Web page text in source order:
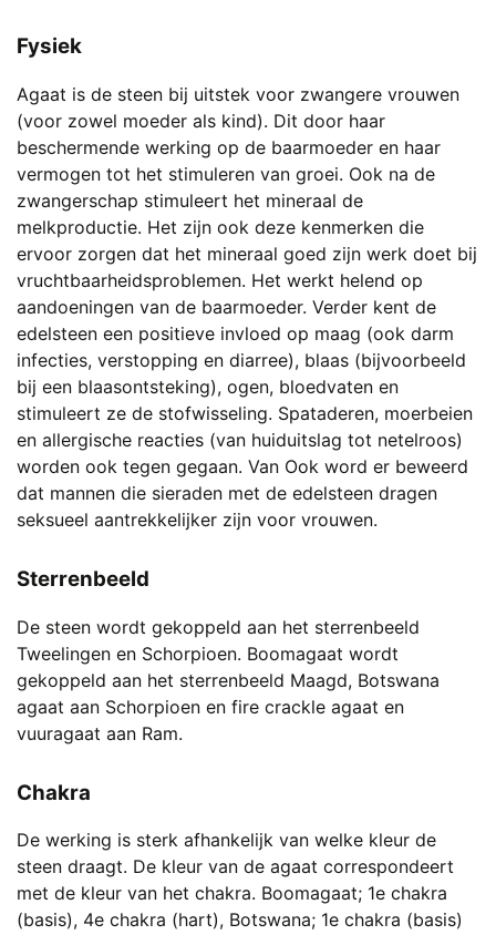
Fysiek
Agaat is de steen bij uitstek voor zwangere vrouwen
(voor zowel moeder als kind). Dit door haar
beschermende werking op de baarmoeder en haar
vermogen tot het stimuleren van groei. Ook na de
zwangerschap stimuleert het mineraal de
melkproductie. Het zijn ook deze kenmerken die
ervoor zorgen dat het mineraal goed zijn werk doet bij
vruchtbaarheidsproblemen. Het werkt helend op
aandoeningen van de baarmoeder. Verder kent de
edelsteen een positieve invloed op maag (ook darm
infecties, verstopping en diarree), blaas (bijvoorbeeld
bij een blaasontsteking), ogen, bloedvaten en
stimuleert ze de stofwisseling. Spataderen, moerbeien
en allergische reacties (van huiduitslag tot netelroos)
worden ook tegen gegaan. Van Ook word er beweerd
dat mannen die sieraden met de edelsteen dragen
seksueel aantrekkelijker zijn voor vrouwen.
Sterrenbeeld
De steen wordt gekoppeld aan het sterrenbeeld
Tweelingen en Schorpioen. Boomagaat wordt
gekoppeld aan het sterrenbeeld Maagd, Botswana
agaat aan Schorpioen en fire crackle agaat en
vuuragaat aan Ram.
Chakra
De werking is sterk afhankelijk van welke kleur de
steen draagt. De kleur van de agaat correspondeert
met de kleur van het chakra. Boomagaat; 1e chakra
(basis), 4e chakra (hart), Botswana; 1e chakra (basis)